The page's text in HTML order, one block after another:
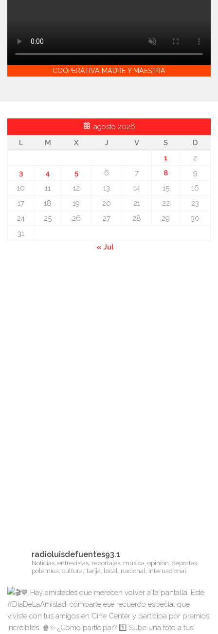
COOPERATIVA MADRE Y MAESTRA
agosto 2026
L
M X J V S
D
1
2
3
4 5 6 7 8
9
10
11 12 13 14 15
16
17
18 19 20 21 22
23
24
25 26 27 28 29
30
31
« Jul
radioluisdefuentes93.1
Noticias, entrevistas, reportajes, música, opinión, deportes,
polémica, cultura, Tarija, local, nacional, internacional